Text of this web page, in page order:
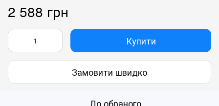
2 588 грн
Купити
Замовити швидко
До обраного